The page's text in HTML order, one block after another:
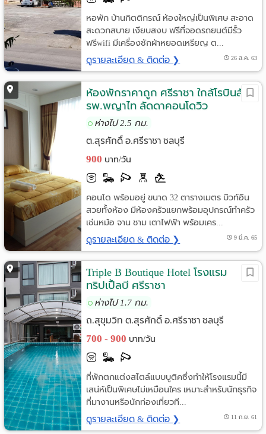
หอพัก บ้านกิตติกรณ์ ห้องใหญ่เป็นพิเศษ สะอาด
สะดวกสบาย เงียบสงบ ฟรีที่จอดรถยนต์มีรั้ว
ฟรีwifi มีเครื่องซักผ้าหยอดเหรียญ ต...
ดูรายละเอียด & ติดต่อ ❯ 26 ส.ค. 63
ห้องพักราคาถูก ศรีราชา ใกล้โรบินสัน -
รพ.พญาไท ลัดดาคอนโดวิว
ห่างไป 2.5 กม.
ต.สุรศักดิ์ อ.ศรีราชา ชลบุรี
900 บาท/วัน
คอนโด พร้อมอยู่ ขนาด 32 ตารางเมตร บิวท์อิน
สวยทั้งห้อง มีห้องครัวแยกพร้อมอุปกรณ์ทำครัว
เช่นหม้อ จาน ชาม เตาไฟฟ้า พร้อมเคร...
ดูรายละเอียด & ติดต่อ ❯ 9 มี.ค. 65
Triple B Boutique Hotel โรงแรม
ทริปเปิ้ลบี ศรีราชา
ห่างไป 1.7 กม.
ถ.สุขุมวิท ต.สุรศักดิ์ อ.ศรีราชา ชลบุรี
700 - 900 บาท/วัน
ที่พักตกแต่งสไตล์แบบบูติคซึ่งทำให้โรงแรมนี้มี
เสน่ห์เป็นพิเศษไม่เหมือนใคร เหมาะสำหรับนักธุรกิจ
ที่มางานหรือนักท่องเที่ยวที...
ดูรายละเอียด & ติดต่อ ❯ 11 ก.ย. 61